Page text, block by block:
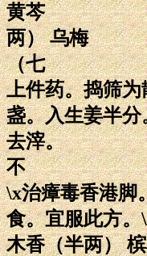
黄芩
两） 乌梅
（七
上件药。捣筛
盏。入生姜半
去滓。
不
\x治瘴毒香港脚
食。宜服此方。
木香（半两）